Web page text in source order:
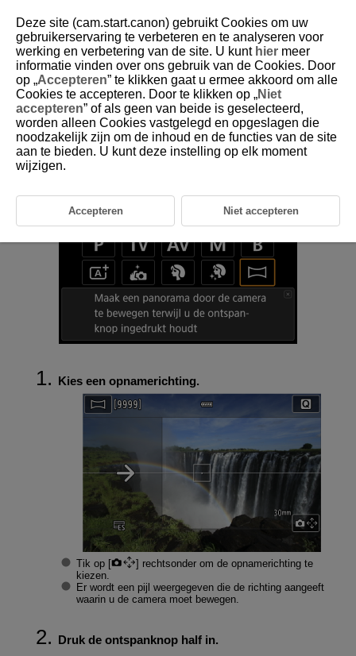
D375-051
Panorama-opname
Het panorama wordt gegenereerd door opnamen te combineren van
continue opnamen terwijl u de camera in één richting beweegt en de
ontspanknop volledig ingedrukt houdt.
Kies een opnamerichting.
Tik op [
] rechtsonder om de opnamerichting te
kiezen.
Er wordt een pijl weergegeven die de richting aangeeft
waarin u de camera moet bewegen.
Druk de ontspanknop half in.
Deze site (cam.start.canon) gebruikt Cookies om uw
gebruikerservaring te verbeteren en te analyseren voor
werking en verbetering van de site. U kunt hier meer
informatie vinden over ons gebruik van de Cookies. Door
op „Accepteren” te klikken gaat u ermee akkoord om alle
Cookies te accepteren. Door te klikken op „Niet
accepteren” of als geen van beide is geselecteerd,
worden alleen Cookies vastgelegd en opgeslagen die
noodzakelijk zijn om de inhoud en de functies van de site
aan te bieden. U kunt deze instelling op elk moment
wijzigen.
Accepteren Niet accepteren